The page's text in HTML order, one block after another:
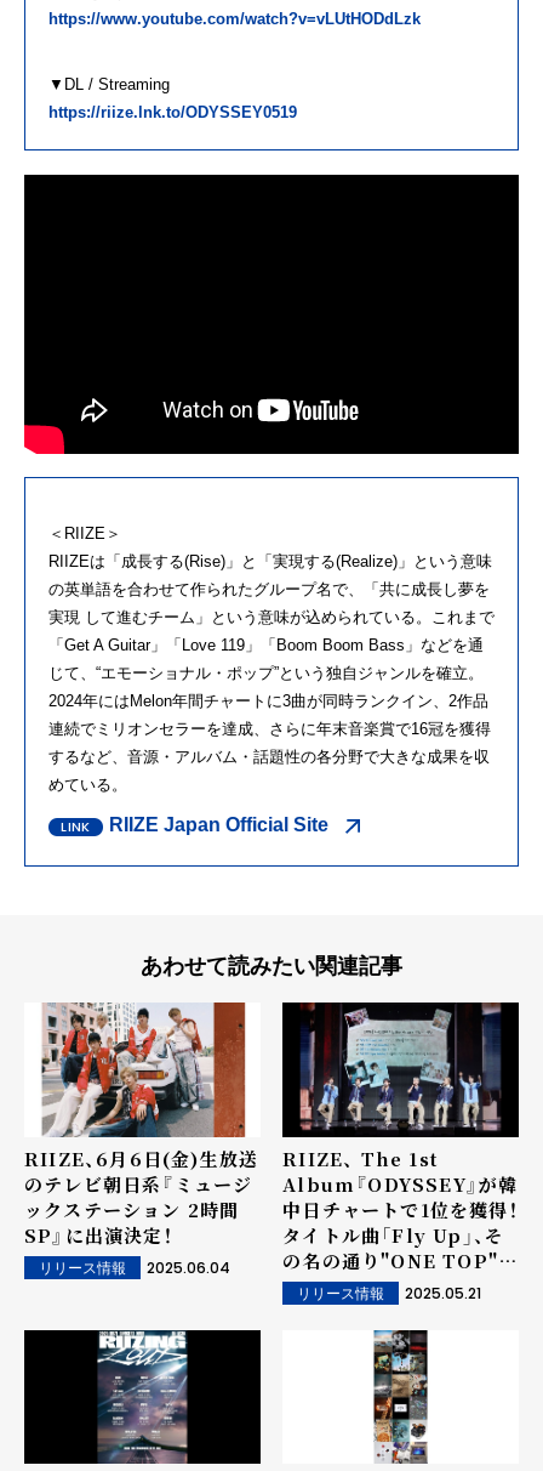
https://www.youtube.com/watch?v=vLUtHODdLzk
▼DL / Streaming
https://riize.lnk.to/ODYSSEY0519
＜RIIZE＞
RIIZEは「成長する(Rise)」と「実現する(Realize)」という意味
の英単語を合わせて作られたグループ名で、「共に成長し夢を
実現 して進むチーム」という意味が込められている。これまで
「Get A Guitar」「Love 119」「Boom Boom Bass」などを通
じて、“エモーショナル・ポップ”という独自ジャンルを確立。
2024年にはMelon年間チャートに3曲が同時ランクイン、2作品
連続でミリオンセラーを達成、さらに年末音楽賞で16冠を獲得
するなど、音源・アルバム・話題性の各分野で大きな成果を収
めている。
RIIZE Japan Official Site
あわせて読みたい関連記事
RIIZE、6月6日(金)生放送
のテレビ朝日系『ミュージ
ックステーション 2時間
SP』に出演決定！
リリース情報 2025.06.04
RIIZE、 The 1st
Album『ODYSSEY』が韓
中日チャートで1位を獲得！
タイトル曲「Fly Up」、そ
の名の通り"ONE TOP"に
向けた高空飛行を開始！
リリース情報 2025.05.21